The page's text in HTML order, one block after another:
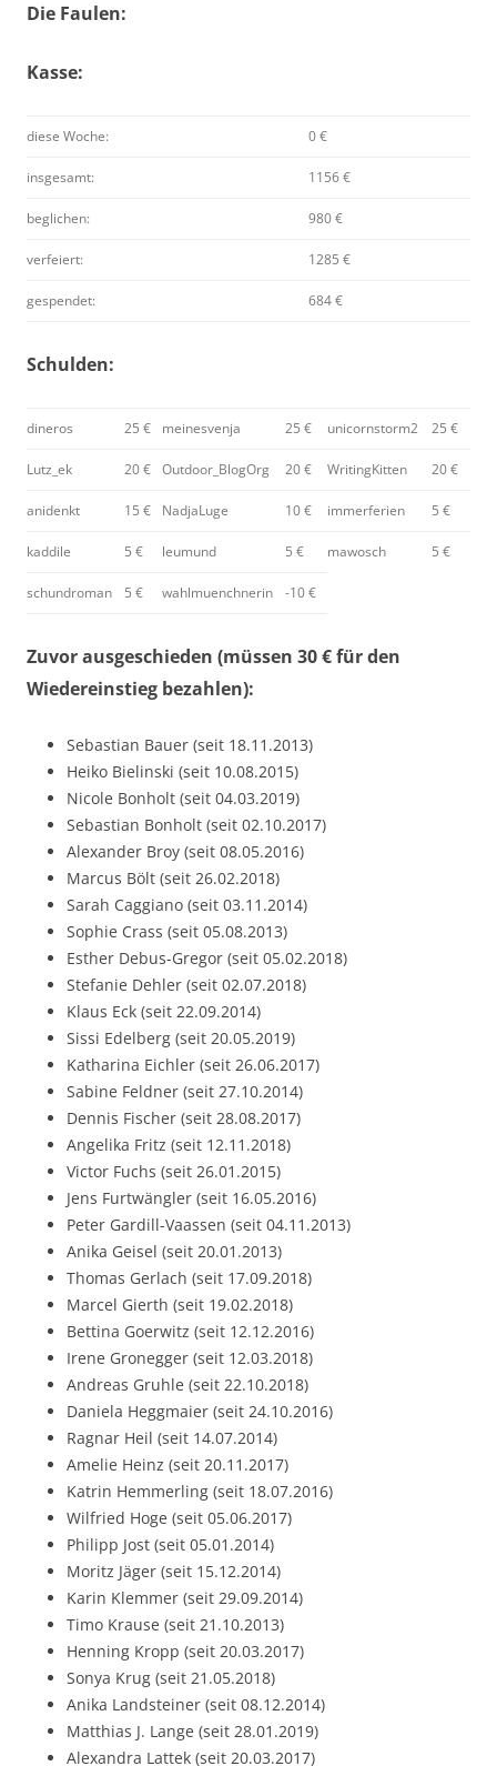
Die Faulen:
Kasse:
diese Woche: 0 €
insgesamt: 1156 €
beglichen: 980 €
verfeiert: 1285 €
gespendet: 684 €
Schulden:
dineros 25 € meinesvenja 25 € unicornstorm2 25 €
Lutz_ek 20 € Outdoor_BlogOrg 20 € WritingKitten 20 €
anidenkt 15 € NadjaLuge 10 € immerferien 5 €
kaddile 5 € leumund 5 € mawosch 5 €
schundroman 5 € wahlmuenchnerin -10 €
Zuvor ausgeschieden (müssen 30 € für den
Wiedereinstieg bezahlen):
Sebastian Bauer (seit 18.11.2013)
Heiko Bielinski (seit 10.08.2015)
Nicole Bonholt (seit 04.03.2019)
Sebastian Bonholt (seit 02.10.2017)
Alexander Broy (seit 08.05.2016)
Marcus Bölt (seit 26.02.2018)
Sarah Caggiano (seit 03.11.2014)
Sophie Crass (seit 05.08.2013)
Esther Debus-Gregor (seit 05.02.2018)
Stefanie Dehler (seit 02.07.2018)
Klaus Eck (seit 22.09.2014)
Sissi Edelberg (seit 20.05.2019)
Katharina Eichler (seit 26.06.2017)
Sabine Feldner (seit 27.10.2014)
Dennis Fischer (seit 28.08.2017)
Angelika Fritz (seit 12.11.2018)
Victor Fuchs (seit 26.01.2015)
Jens Furtwängler (seit 16.05.2016)
Peter Gardill-Vaassen (seit 04.11.2013)
Anika Geisel (seit 20.01.2013)
Thomas Gerlach (seit 17.09.2018)
Marcel Gierth (seit 19.02.2018)
Bettina Goerwitz (seit 12.12.2016)
Irene Gronegger (seit 12.03.2018)
Andreas Gruhle (seit 22.10.2018)
Daniela Heggmaier (seit 24.10.2016)
Ragnar Heil (seit 14.07.2014)
Amelie Heinz (seit 20.11.2017)
Katrin Hemmerling (seit 18.07.2016)
Wilfried Hoge (seit 05.06.2017)
Philipp Jost (seit 05.01.2014)
Moritz Jäger (seit 15.12.2014)
Karin Klemmer (seit 29.09.2014)
Timo Krause (seit 21.10.2013)
Henning Kropp (seit 20.03.2017)
Sonya Krug (seit 21.05.2018)
Anika Landsteiner (seit 08.12.2014)
Matthias J. Lange (seit 28.01.2019)
Alexandra Lattek (seit 20.03.2017)